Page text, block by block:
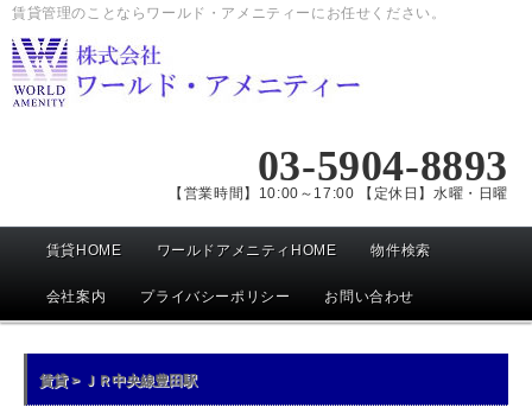
賃貸管理のことならワールド・アメニティーにお任せください。
03-5904-8893
【営業時間】10:00～17:00 【定休日】水曜・日曜
メ
賃貸HOME ワールドアメニティHOME 物件検索
会社案内 プライバシーポリシー お問い合わせ
賃貸 > ＪＲ中央線豊田駅